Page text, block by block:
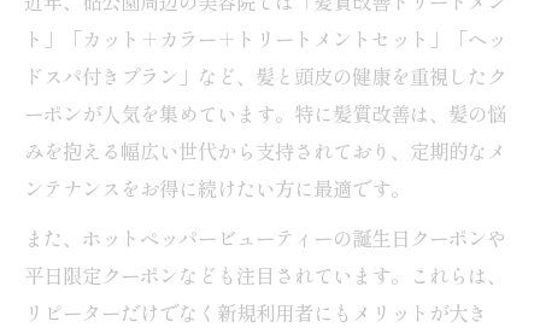
ト」「カット＋カラー＋トリートメントセット」「ヘッ
ドスパ付きプラン」など、髪と頭皮の健康を重視したク
ーポンが人気を集めています。特に髪質改善は、髪の悩
みを抱える幅広い世代から支持されており、定期的なメ
ンテナンスをお得に続けたい方に最適です。
また、ホットペッパービューティーの誕生日クーポンや
平日限定クーポンなども注目されています。これらは、
リピーターだけでなく新規利用者にもメリットが大き